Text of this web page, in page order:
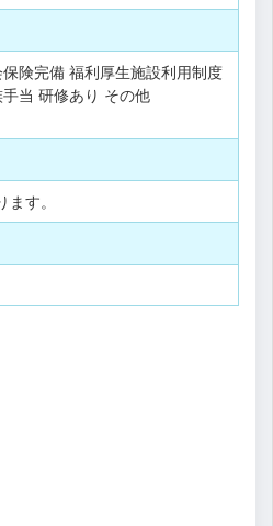
険完備 福利厚生施設利用制度
当 研修あり その他
す。